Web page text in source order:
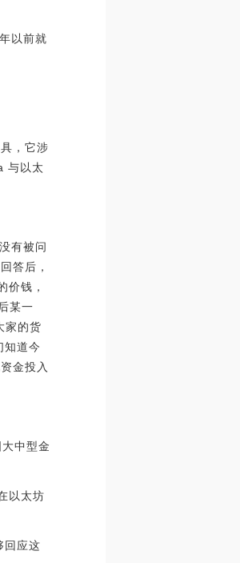
以前就
，它涉
与以太
有被问
答后，
价钱，
某一
家的货
知道今
金投入
中型金
以太坊
回应这